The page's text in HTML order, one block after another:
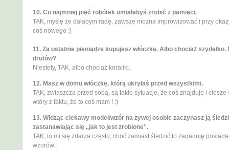
10. Co najmniej pięć robótek umiałabyś zrobić z pamięci.
TAK, myślę że dałabym radę, zawsze można improwizować i przy
coś nowego :)
11. Za ostatnie pieniądze kupujesz włóczkę. Albo chociaż szydełko.
drutów?
Niestety, TAK, albo chociaż koraliki.
12. Masz w domu włóczkę, którą ukryłaś przed wszystkimi.
TAK, zwłaszcza przed sobą, są takie sytuacje, że coś znajduję i ciesze
wtóry z faktu, że to coś mam ! :)
13. Widząc ciekawy model/wzór na żywej osobie zaczynasz ją
zastanawiając się „jak to jest zrobione”.
TAK, to mi się zdarza często, choć zamiast śledzić to zagaduję
wzorów.